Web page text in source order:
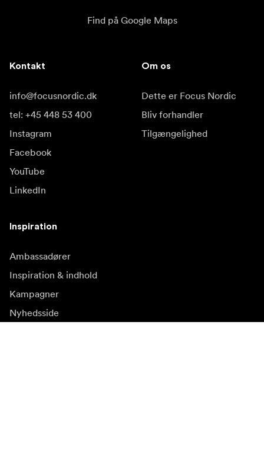
Find på Google Maps
Kontakt
info@focusnordic.dk
tel: +45 448 53 400
Instagram
Facebook
YouTube
LinkedIn
Om os
Dette er Focus Nordic
Bliv forhandler
Tilgængelighed
Inspiration
Ambassadører
Inspiration & indhold
Kampagner
Nyhedsside